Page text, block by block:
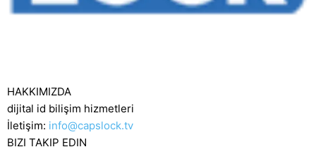
HAKKIMIZDA
dijital id bilişim hizmetleri
İletişim: info@capslock.tv
BIZI TAKIP EDIN